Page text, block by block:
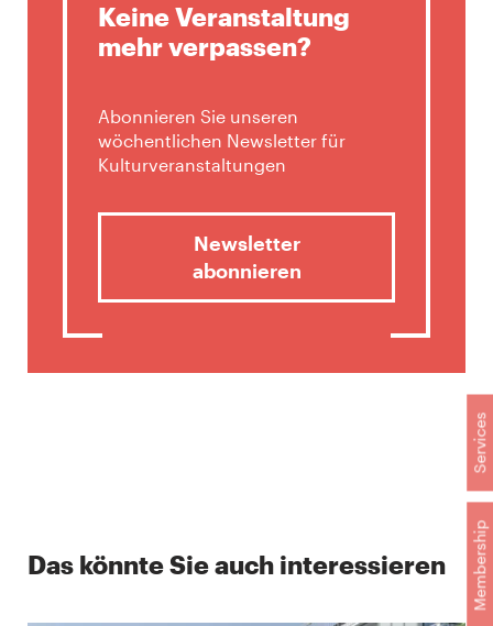
Membership
Services
Keine Veranstaltung
mehr verpassen?
Abonnieren Sie unseren
wöchentlichen Newsletter für
Kulturveranstaltungen
Newsletter
abonnieren
Das könnte Sie auch interessieren